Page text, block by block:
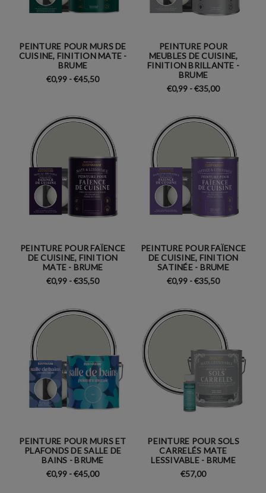
PEINTURE POUR MURS DE
CUISINE, FINITION MATE -
BRUME
€0,99 - €45,50
PEINTURE POUR
MEUBLES DE CUISINE,
FINITION BRILLANTE -
BRUME
€0,99 - €35,00
PEINTURE POUR FAÏENCE
DE CUISINE, FINITION
MATE - BRUME
€0,99 - €35,50
PEINTURE POUR FAÏENCE
DE CUISINE, FINITION
SATINÉE - BRUME
€0,99 - €35,50
PEINTURE POUR MURS ET
PLAFONDS DE SALLE DE
BAINS - BRUME
€0,99 - €45,00
PEINTURE POUR SOLS
CARRELÉS MATE
LESSIVABLE - BRUME
€57,00